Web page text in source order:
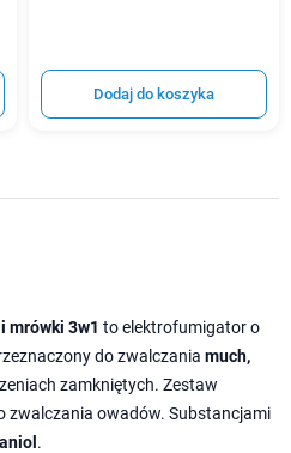
Dodaj do koszyka
mrówki 3w1 to elektrofumigator o
do zwalczania much,
zamkniętych. Zestaw
zwalczania owadów. Substancjami
.